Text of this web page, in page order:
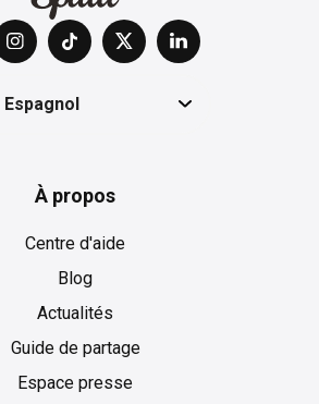
Espagnol
À propos
Centre d'aide
Blog
Actualités
Guide de partage
Espace presse